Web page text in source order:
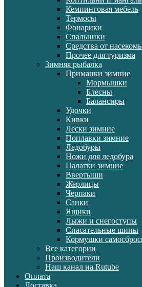
Кемпинговая мебель
Термосы
Фонарики
Спальники
Средства от
Прочее для туризма
Зимняя рыбалка
Приманки зимние
Мормышки
Блесны
Балансиры
Удочки
Кивки
Лески зимние
Поплавки зимние
Ледобуры
Ножи для ледобура
Палатки зимние
Ввертыши
Жерлицы
Черпаки
Санки
Ящики
Лыжи и снегоступы
Спасательные шипы
Кормушки
Все категории
Производители
Наш канал на Rutube
Оплата
Доставка